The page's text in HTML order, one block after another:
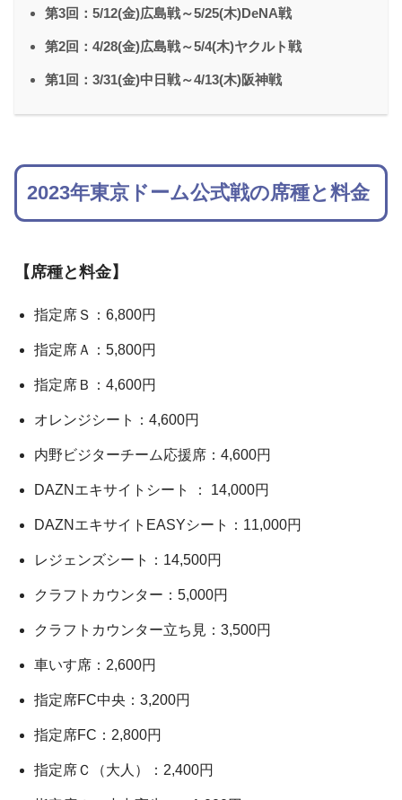
第3回：5/12(金)広島戦～5/25(木)DeNA戦
第2回：4/28(金)広島戦～5/4(木)ヤクルト戦
第1回：3/31(金)中日戦～4/13(木)阪神戦
2023年東京ドーム公式戦の席種と料金
【席種と料金】
指定席Ｓ：6,800円
指定席Ａ：5,800円
指定席Ｂ：4,600円
オレンジシート：4,600円
内野ビジターチーム応援席：4,600円
DAZNエキサイトシート ： 14,000円
DAZNエキサイトEASYシート：11,000円
レジェンズシート：14,500円
クラフトカウンター：5,000円
クラフトカウンター立ち見：3,500円
車いす席：2,600円
指定席FC中央：3,200円
指定席FC：2,800円
指定席Ｃ（大人）：2,400円